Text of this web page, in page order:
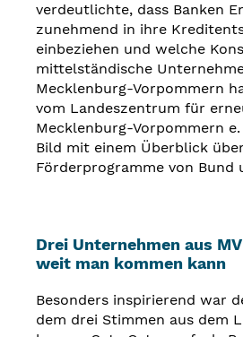
verdeutlichte, dass Banken
zunehmend in ihre
einbeziehen und welche
mittelständische
Mecklenburg-Vorpommern
vom Landeszentrum für
Mecklenburg-Vorpommern e.
Bild mit einem Überblick
Förderprogramme von Bund
Drei Unternehmen aus
weit man kommen kann
Besonders inspirierend war
dem drei Stimmen aus dem